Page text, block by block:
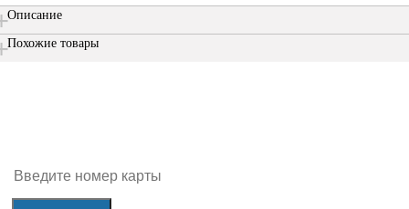
Описание
Похожие товары